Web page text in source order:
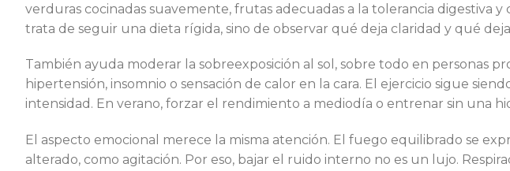
verduras cocinadas suavemente, frutas adecuadas a la tolerancia digestiva
trata de seguir una dieta rígida, sino de observar qué deja claridad y qué
También ayuda moderar la sobreexposición al sol, sobre todo en personas
hipertensión, insomnio o sensación de calor en la cara. El ejercicio sigue
intensidad. En verano, forzar el rendimiento a mediodía o entrenar sin una
El aspecto emocional merece la misma atención. El fuego equilibrado se
alterado, como agitación. Por eso, bajar el ruido interno no es un lujo.